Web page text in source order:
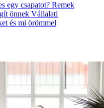
egy csapatot? Remek
önnek Vállalati
és mi örömmel